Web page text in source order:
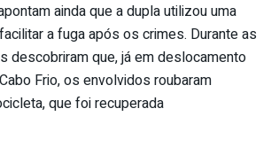
ainda que a dupla utilizou uma
a fuga após os crimes. Durante as
descobriram que, já em deslocamento
Frio, os envolvidos roubaram
que foi recuperada